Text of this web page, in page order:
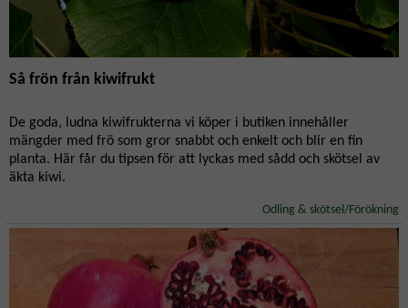
Så frön från kiwifrukt
De goda, ludna kiwifrukterna vi köper i butiken innehåller
mängder med frö som gror snabbt och enkelt och blir en fin
planta. Här får du tipsen för att lyckas med sådd och skötsel av
äkta kiwi.
Odling & skötsel/Förökning